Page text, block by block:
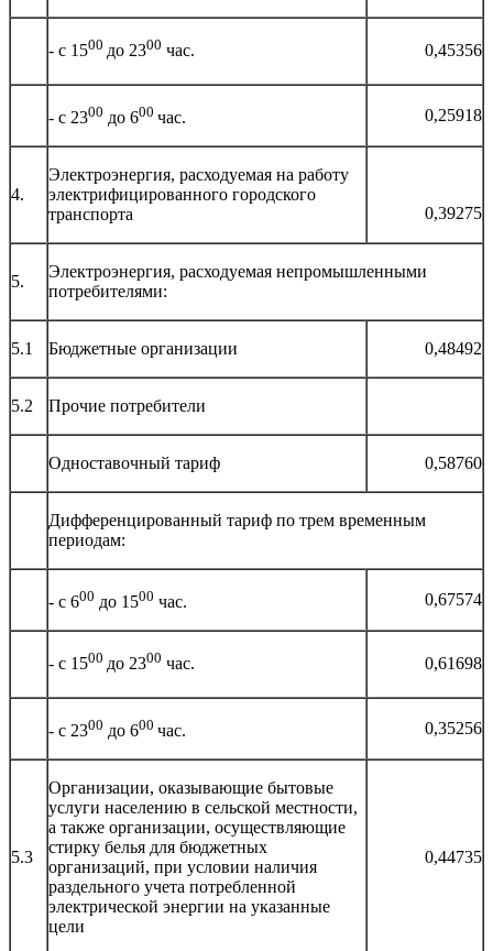
- с 1500 до 2300 час. 0,45356
- с 2300 до 600 час. 0,25918
4.
Электроэнергия, расходуемая на работу
электрифицированного городского
транспорта
0,39275
5.
Электроэнергия, расходуемая непромышленными
потребителями:
5.1 Бюджетные организации 0,48492
5.2 Прочие потребители
Одноставочный тариф 0,58760
Дифференцированный тариф по трем временным
периодам:
- с 600 до 1500 час. 0,67574
- с 1500 до 2300 час. 0,61698
- с 2300 до 600 час. 0,35256
5.3
Организации, оказывающие бытовые
услуги населению в сельской местности,
а также организации, осуществляющие
стирку белья для бюджетных
организаций, при условии наличия
раздельного учета потребленной
электрической энергии на указанные
цели
0,44735